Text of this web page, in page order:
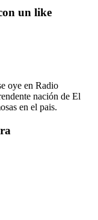
un like
oye en Radio
nación de El
en el pais.